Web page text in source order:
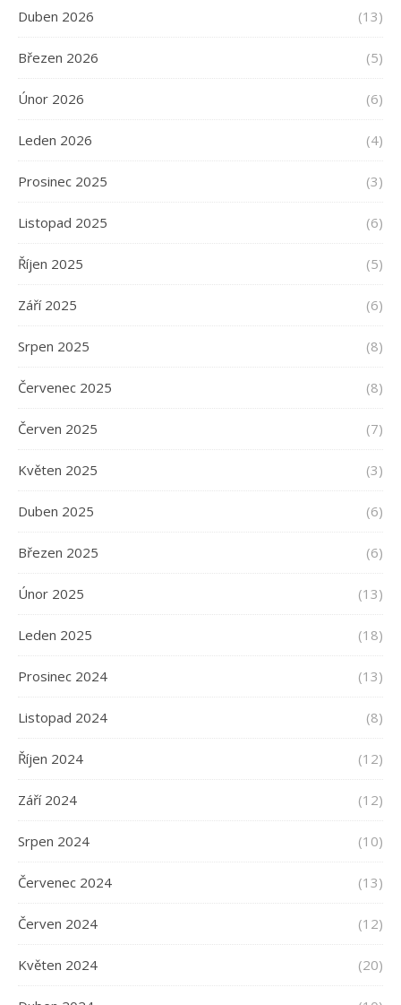
Duben 2026 (13)
Březen 2026 (5)
Únor 2026 (6)
Leden 2026 (4)
Prosinec 2025 (3)
Listopad 2025 (6)
Říjen 2025 (5)
Září 2025 (6)
Srpen 2025 (8)
Červenec 2025 (8)
Červen 2025 (7)
Květen 2025 (3)
Duben 2025 (6)
Březen 2025 (6)
Únor 2025 (13)
Leden 2025 (18)
Prosinec 2024 (13)
Listopad 2024 (8)
Říjen 2024 (12)
Září 2024 (12)
Srpen 2024 (10)
Červenec 2024 (13)
Červen 2024 (12)
Květen 2024 (20)